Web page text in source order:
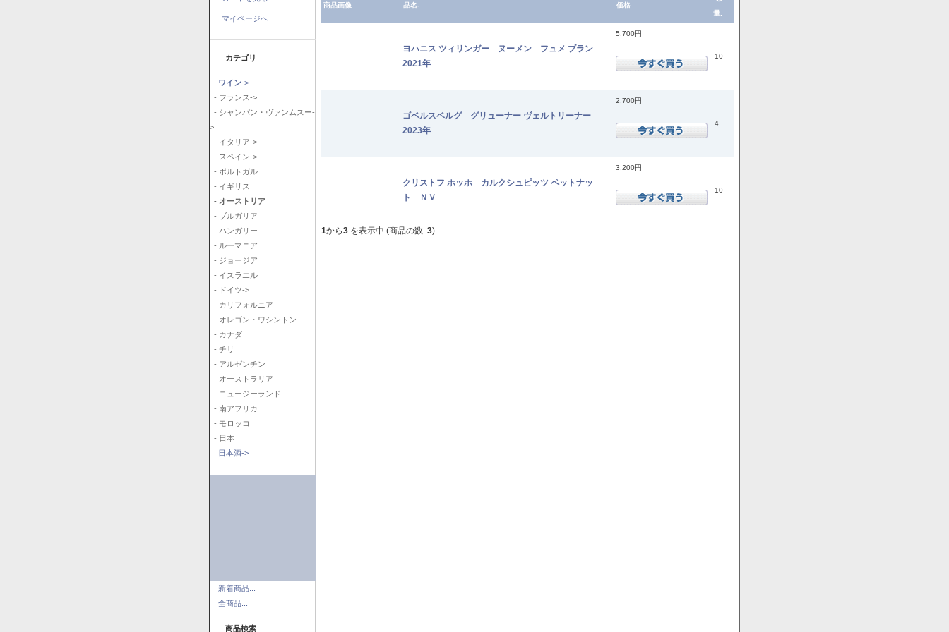
マイページへ
カテゴリ
ワイン->
- フランス->
- シャンパン・ヴァンムスー-
>
- イタリア->
- スペイン->
- ポルトガル
- イギリス
- オーストリア
- ブルガリア
- ハンガリー
- ルーマニア
- ジョージア
- イスラエル
- ドイツ->
- カリフォルニア
- オレゴン・ワシントン
- カナダ
- チリ
- アルゼンチン
- オーストラリア
- ニュージーランド
- 南アフリカ
- モロッコ
- 日本
日本酒->
新着商品...
全商品...
商品検索
商品画像 品名- 価格
量.
ヨハニス ツィリンガー ヌーメン フュメ ブラン
2021年
5,700円
10
ゴベルスベルグ グリューナー ヴェルトリーナー
2023年
2,700円
4
クリストフ ホッホ カルクシュピッツ ペットナッ
ト ＮＶ
3,200円
10
1から3 を表示中 (商品の数: 3)